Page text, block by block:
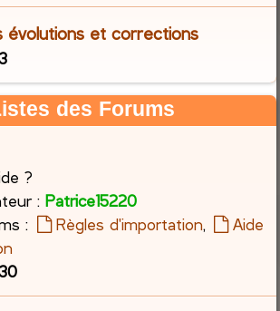
h
évolutions et corrections
des Forums
?
: Patrice15220
:
Règles d'importation,
Aide